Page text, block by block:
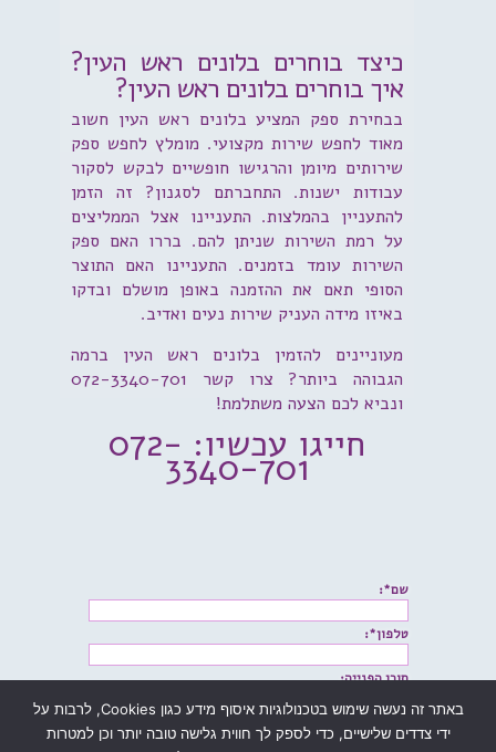
כיצד בוחרים בלונים ראש העין?
איך בוחרים בלונים ראש העין?
בבחירת ספק המציע בלונים ראש העין חשוב
מאוד לחפש שירות מקצועי. מומלץ לחפש ספק
שירותים מיומן והרגישו חופשיים לבקש לסקור
עבודות ישנות. התחברתם לסגנון? זה הזמן
להתעניין בהמלצות. התעניינו אצל הממליצים
על רמת השירות שניתן להם. בררו האם ספק
השירות עומד בזמנים. התעניינו האם התוצר
הסופי תאם את ההזמנה באופן מושלם ובדקו
באיזו מידה העניק שירות נעים ואדיב.
מעוניינים להזמין בלונים ראש העין ברמה
הגבוהה ביותר? צרו קשר 072-3340-701
ונביא לכם הצעה משתלמת!
חייגו עכשיו: 072-
3340-701
שם*:
טלפון*:
תוכן הפנייה:
באתר זה נעשה שימוש בטכנולוגיות איסוף מידע כגון Cookies, לרבות על
ידי צדדים שלישיים, כדי לספק לך חווית גלישה טובה יותר וכן למטרות